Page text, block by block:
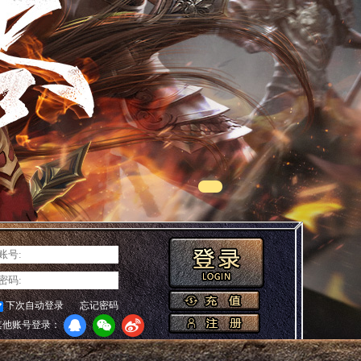
下次自动登录
忘记密码
他账号登录：